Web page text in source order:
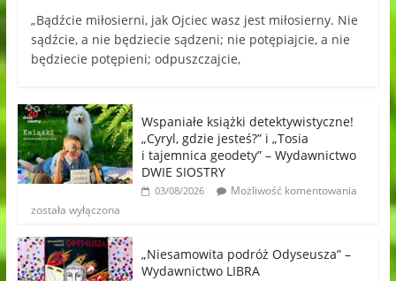
„Bądźcie miłosierni, jak Ojciec wasz jest miłosierny. Nie
sądźcie, a nie będziecie sądzeni; nie potępiajcie, a nie
będziecie potępieni; odpuszczajcie,
Wspaniałe książki detektywistyczne!
„Cyryl, gdzie jesteś?” i „Tosia
i tajemnica geodety” – Wydawnictwo
DWIE SIOSTRY
03/08/2026
Możliwość komentowania
została wyłączona
„Niesamowita podróż Odyseusza” –
Wydawnictwo LIBRA